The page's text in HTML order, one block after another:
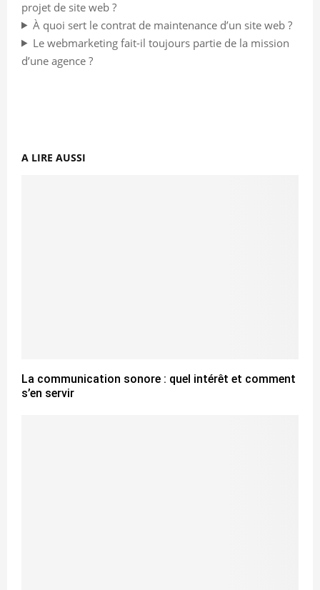
projet de site web ?
À quoi sert le contrat de maintenance d’un site web ?
Le webmarketing fait-il toujours partie de la mission
d’une agence ?
A LIRE AUSSI
La communication sonore : quel intérêt et comment
s’en servir